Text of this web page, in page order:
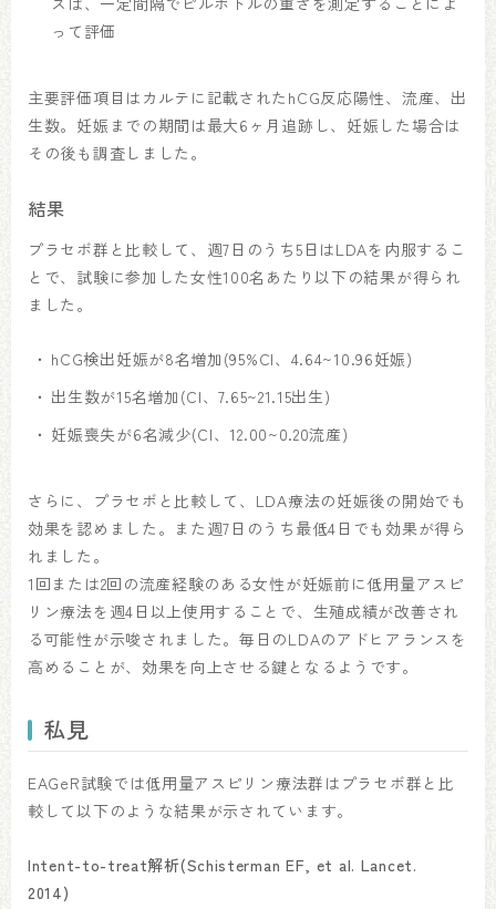
って評価
主要評価項目はカルテに記載されたhCG反応陽性、流産、出
生数。妊娠までの期間は最大6ヶ月追跡し、妊娠した場合は
その後も調査しました。
結果
プラセボ群と比較して、週7日のうち5日はLDAを内服するこ
とで、試験に参加した女性100名あたり以下の結果が得られ
ました。
hCG検出妊娠が8名増加(95%CI、4.64~10.96妊娠)
出生数が15名増加(CI、7.65~21.15出生)
妊娠喪失が6名減少(CI、12.00~0.20流産)
さらに、プラセボと比較して、LDA療法の妊娠後の開始でも
効果を認めました。また週7日のうち最低4日でも効果が得ら
れました。
1回または2回の流産経験のある女性が妊娠前に低用量アスピ
リン療法を週4日以上使用することで、生殖成績が改善され
る可能性が示唆されました。毎日のLDAのアドヒアランスを
高めることが、効果を向上させる鍵となるようです。
私見
EAGeR試験では低用量アスピリン療法群はプラセボ群と比
較して以下のような結果が示されています。
Intent-to-treat解析(Schisterman EF, et al. Lancet.
2014)